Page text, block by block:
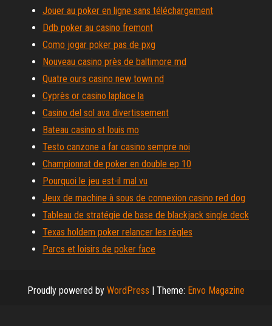
Jouer au poker en ligne sans téléchargement
Ddb poker au casino fremont
Como jogar poker pas de pxg
Nouveau casino près de baltimore md
Quatre ours casino new town nd
Cyprès or casino laplace la
Casino del sol ava divertissement
Bateau casino st louis mo
Testo canzone a far casino sempre noi
Championnat de poker en double ep 10
Pourquoi le jeu est-il mal vu
Jeux de machine à sous de connexion casino red dog
Tableau de stratégie de base de blackjack single deck
Texas holdem poker relancer les règles
Parcs et loisirs de poker face
Proudly powered by WordPress | Theme: Envo Magazine